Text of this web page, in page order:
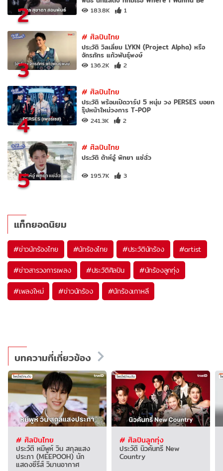
2 183.8K 1
3
#ศิลปินไทย
ประวัติ วิลเลี่ยม LYKN (Project Alpha) หรือ
จักรภัทร แก้วพันธุ์พงษ์
136.2K 2
4
#ศิลปินไทย
ประวัติ พร้อมเปิดวาร์ป 5 หนุ่ม วง PERSES บอยก
รุ๊ปหน้าใหม่วงการ T-POP
241.3K 2
5
#ศิลปินไทย
ประวัติ ต้าห์อู๋ พิทยา แซ่ฉั่ว
195.7K 3
แท็กยอดนิยม
#ข่าวนักร้องไทย #นักร้องไทย #ประวัตินักร้อง #artist
#ข่าวสารวงการเพลง #ประวัติศิลปิน #นักร้องลูกทุ่ง
#เพลงใหม่ #ข่าวนักร้อง #นักร้องเกาหลี
บทความที่เกี่ยวข้อง
# ศิลปินไทย
ประวัติ หมีพูห์ วิน สกุลแสง
ประภา (MEEPOOH) นัก
แสดงซีรีส์ วิมานอากาศ
# ศิลปินลูกทุ่ง
ประวัติ นิวคันทรี่ New
Country